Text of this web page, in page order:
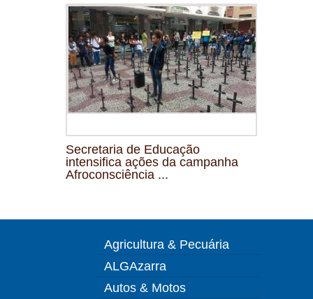
Secretaria de Educação
intensifica ações da campanha
Afroconsciência ...
Agricultura & Pecuária
ALGAzarra
Autos & Motos